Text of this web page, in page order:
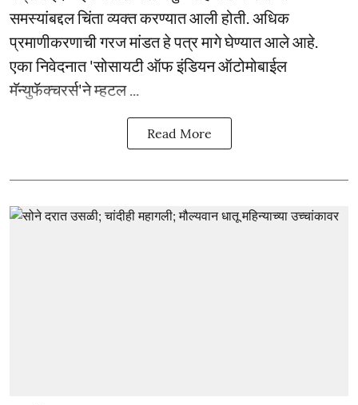
समस्यांबद्दल चिंता व्यक्त करण्यात आली होती. अधिक
प्रमाणीकरणाची गरज मांडत हे पत्र मागे घेण्यात आले आहे.
एका निवेदनात 'सोसायटी ऑफ इंडियन ऑटोमोबाईल
मॅन्युफॅक्चरर्स'ने म्हटल ...
Read More